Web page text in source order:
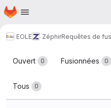
Passer au contenu principal
Page d'accueil
EOLE ZéphirRequêtes de
Requêtes
Ouvert 0 Fusionnées 0
Tous 0